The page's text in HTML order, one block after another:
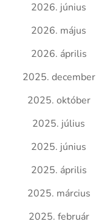
2026. június
2026. május
2026. április
2025. december
2025. október
2025. július
2025. június
2025. április
2025. március
2025. február